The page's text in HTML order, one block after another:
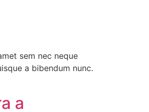
sem nec neque
a bibendum nunc.
a